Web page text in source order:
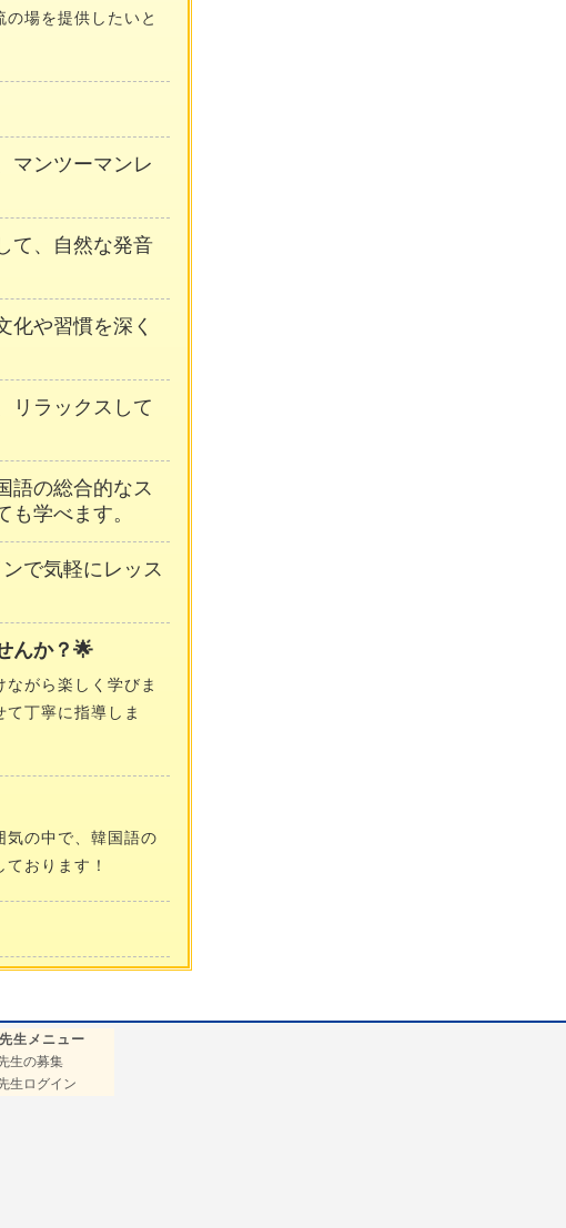
場を提供したいと
マンツーマンレ
て、自然な発音
化や習慣を深く
リラックスして
語の総合的なス
学べます。
で気軽にレッス
んか？🌟
がら楽しく学びま
丁寧に指導しま
気の中で、韓国語の
おります！
生メニュー
生の募集
生ログイン